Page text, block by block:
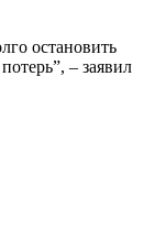
остановить
– заявил